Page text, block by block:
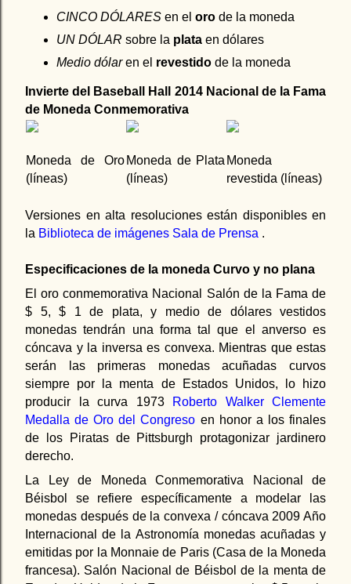
CINCO DÓLARES en el oro de la moneda
UN DÓLAR sobre la plata en dólares
Medio dólaren el revestido de la moneda
Invierte del Baseball Hall 2014 Nacional de la Fama
de Moneda Conmemorativa
Moneda de Oro
(líneas)
Moneda de Plata
(líneas)
Moneda
revestida (líneas)
Versiones en alta resoluciones están disponibles en
la Biblioteca de imágenes Sala de Prensa .
Especificaciones de la moneda Curvo y no plana
El oro conmemorativa Nacional Salón de la Fama de
$ 5, $ 1 de plata, y medio de dólares vestidos
monedas tendrán una forma tal que el anverso es
cóncava y la inversa es convexa. Mientras que estas
serán las primeras monedas acuñadas curvos
siempre por la menta de Estados Unidos, lo hizo
producir la curva 1973
Roberto Walker Clemente
Medalla de Oro del Congreso en honor a los finales
de los Piratas de Pittsburgh protagonizar jardinero
derecho.
La Ley de Moneda Conmemorativa Nacional de
Béisbol se refiere específicamente a modelar las
monedas después de la convexa / cóncava 2009 Año
Internacional de la Astronomía monedas acuñadas y
emitidas por la Monnaie de Paris (Casa de la Moneda
francesa). Salón Nacional de Béisbol de la menta de